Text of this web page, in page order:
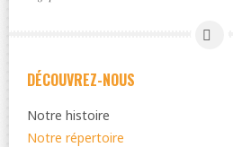
DÉCOUVREZ-NOUS
Notre histoire
Notre répertoire